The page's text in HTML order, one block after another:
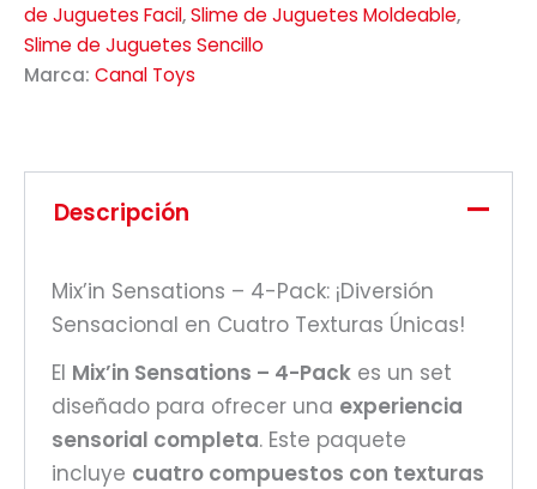
de Juguetes Facil,Slime de Juguetes Moldeable,
Slime de Juguetes Sencillo
Marca: Canal Toys
Descripción
Mix’in Sensations – 4-Pack: ¡Diversión
Sensacional en Cuatro Texturas Únicas!
El Mix’in Sensations – 4-Pack es un set
diseñado para ofrecer una experiencia
sensorial completa. Este paquete
incluye cuatro compuestos con texturas